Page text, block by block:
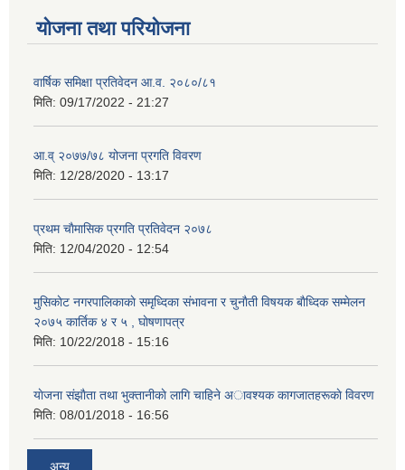
योजना तथा परियोजना
वार्षिक समिक्षा प्रतिवेदन आ.व. २०८०/८१
मिति: 09/17/2022 - 21:27
आ.व् २०७७/७८ योजना प्रगति विवरण
मिति: 12/28/2020 - 13:17
प्रथम चाैमासिक प्रगति प्रतिवेदन २०७८
मिति: 12/04/2020 - 12:54
मुसिकाेट नगरपालिकाकाे समृध्दिका संभावना र चुनाैती विषयक बाैध्दिक सम्मेलन
२०७५ कार्तिक ४ र ५ , घाेषणापत्र
मिति: 10/22/2018 - 15:16
याेजना संझाैता तथा भुक्तानीकाे लागि चाहिने अावश्यक कागजातहरूकाे विवरण
मिति: 08/01/2018 - 16:56
अन्य